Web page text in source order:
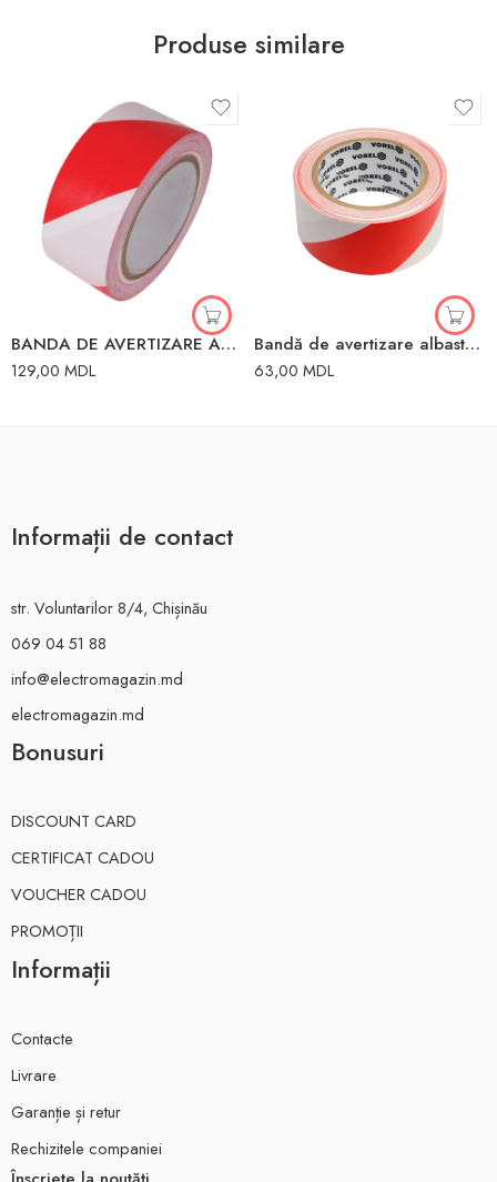
Produse similare
BANDA DE AVERTIZARE ALB/ROSU 80MM*200M
129,00 MDL
Bandă de avertizare albastru-Rosu 48mm x 33mm Vorel
63,00 MDL
Informații de contact
str. Voluntarilor 8/4, Chișinău
069 04 51 88
info@electromagazin.md
electromagazin.md
Bonusuri
DISCOUNT CARD
CERTIFICAT CADOU
VOUCHER CADOU
PROMOȚII
Informații
Contacte
Livrare
Garanție și retur
Rechizitele companiei